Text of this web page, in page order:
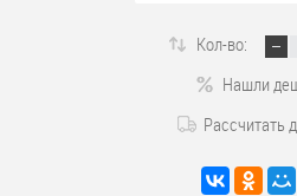
Кол-во:
Нашли
Рассчитать